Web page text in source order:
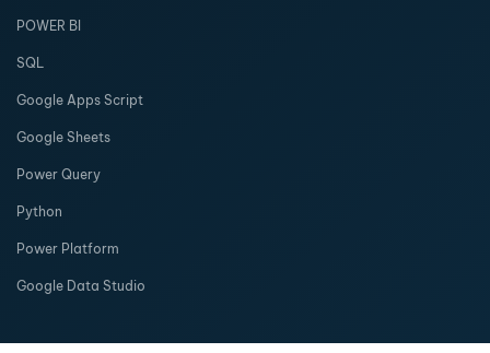
POWER BI
SQL
Google Apps Script
Google Sheets
Power Query
Python
Power Platform
Google Data Studio